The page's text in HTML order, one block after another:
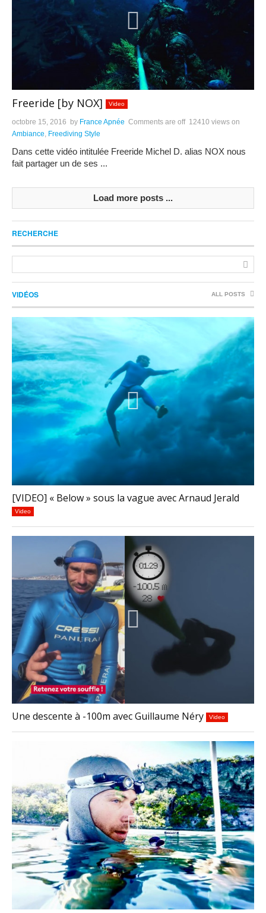
Freeride [by NOX] Video
octobre 15, 2016 by France Apnée Comments are off 12410 views on
Ambiance Freediving Style
Dans cette vidéo intitulée Freeride Michel D. alias NOX nous
fait partager un de ses ...
Load more posts ...
RECHERCHE
VIDÉOS ALL POSTS
[VIDEO] « Below » sous la vague avec Arnaud Jerald
Video
Une descente à -100m avec Guillaume Néry Video